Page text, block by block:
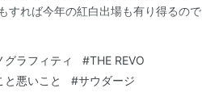
すれば今年の紅白出場も有り得るので
グラフィティ #THE REVO
と悪いこと #サウダージ